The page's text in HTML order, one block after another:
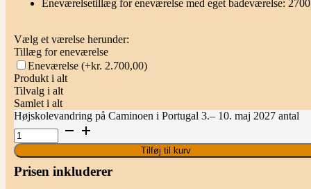
Eneværelsetillæg for eneværelse med eget badeværelse:
Vælg et værelse herunder:
Tillæg for eneværelse
Eneværelse (+kr. 2.700,00)
Produkt i alt
Tilvalg i alt
Samlet i alt
Højskolevandring på Caminoen i Portugal 3.– 10. maj 2027 antal
Tilføj til kurv
Prisen inkluderer